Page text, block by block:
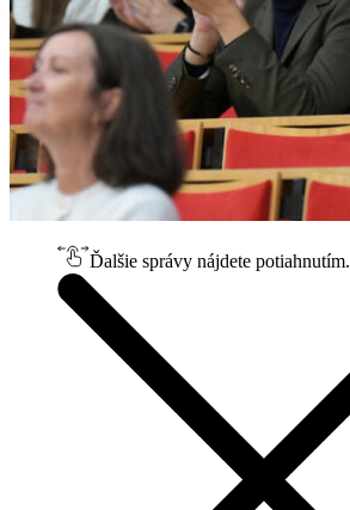
Ďalšie správy nájdete potiahnutím.